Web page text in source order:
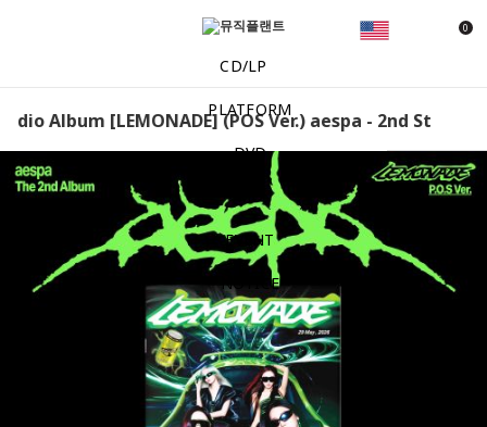
0
CD/LP
PLATFORM
DVD
MD
EVENT
NOTICE
Album [LEMONADE] (POS Ver.) aespa - 2nd Studio